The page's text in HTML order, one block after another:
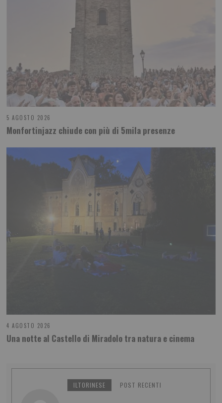
5 AGOSTO 2026
Monfortinjazz chiude con più di 5mila presenze
4 AGOSTO 2026
Una notte al Castello di Miradolo tra natura e cinema
ILTORINESE POST RECENTI